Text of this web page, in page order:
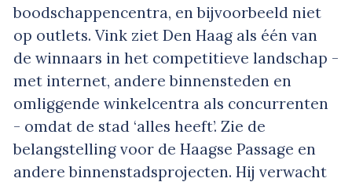
boodschappencentra, en bijvoorbeeld niet
op outlets. Vink ziet Den Haag als één van
de winnaars in het competitieve landschap -
met internet, andere binnensteden en
omliggende winkelcentra als concurrenten
- omdat de stad ‘alles heeft’. Zie de
belangstelling voor de Haagse Passage en
andere binnenstadsprojecten. Hij verwacht